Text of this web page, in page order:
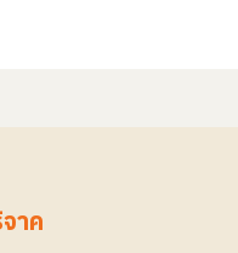
าค